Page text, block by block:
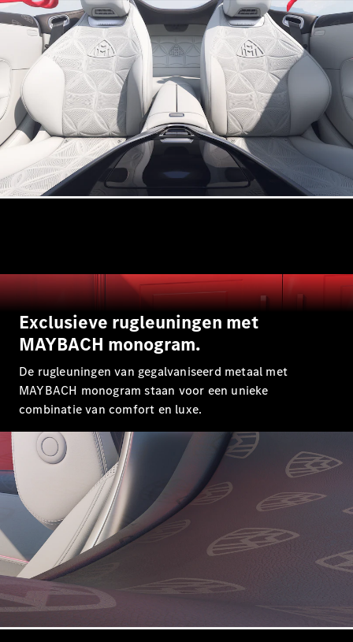
GLB Elektrisch
GLB
GLC
Elektrisch
GLC
GLC Coupé
GLE
GLE
Nieuw
GLE Coupé
GLE
Coupé
Nieuw
GLS Nieuw
Mercedes-
G-Klasse
Terreinwagen
Configurator
Mercedes-
Benz Store
Estate
Alle Estates
CLA
Shooting
Brake
Elektrisch
CLA
Shooting
Brake
C-Klasse
Estate
Exclusieve rugleuningen met
MAYBACH monogram.
De rugleuningen van gegalvaniseerd metaal met
MAYBACH monogram staan voor een unieke
combinatie van comfort en luxe.